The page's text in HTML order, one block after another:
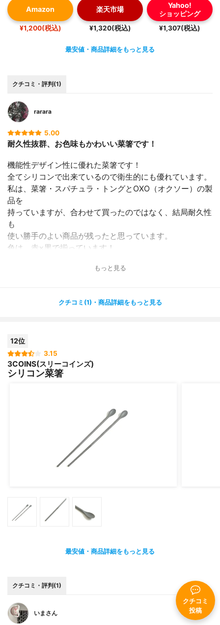
クチコミ
投稿
Amazon
¥1,200(税込)
楽天市場
¥1,320(税込)
Yahoo!
ショッピング
¥1,307(税込)
最安値・商品詳細をもっと見る
クチコミ・評判(1)
rarara
5.00
耐久性抜群、お色味もかわいい菜箸です！
機能性デザイン性に優れた菜箸です！
全てシリコンで出来ているので衛生的にも優れています。
私は、菜箸・スパチュラ・トングとOXO（オクソー）の製
品を
持っていますが、合わせて買ったのではなく、結局耐久性
も
使い勝手のよい商品が残ったと思っています。
色は、赤×黒で揃っています！
菜箸は、折れたりして頻繁に買い替えることが多いのでは
お手入れも食洗器に入れるだけなので簡単です。
キッチン用品の耐久性を求めたい方、おしゃれにシリーズ
で
揃えたいと思っている方にお勧めです！！！
もっと見る
クチコミ(1)・商品詳細をもっと見る
12位
3.15
3COINS(スリーコインズ)
シリコン菜箸
最安値・商品詳細をもっと見る
クチコミ・評判(1)
いまさん